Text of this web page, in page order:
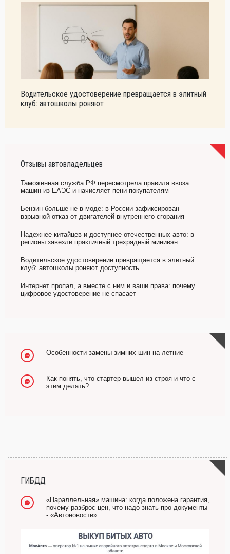
Водительское удостоверение превращается в элитный
клуб: автошколы роняют
Отзывы автовладельцев
Таможенная служба РФ пересмотрела правила ввоза
машин из ЕАЭС и начисляет пени покупателям
Бензин больше не в моде: в России зафиксирован
взрывной отказ от двигателей внутреннего сгорания
Надежнее китайцев и доступнее отечественных авто: в
регионы завезли практичный трехрядный минивэн
Водительское удостоверение превращается в элитный
клуб: автошколы роняют доступность
Интернет пропал, а вместе с ним и ваши права: почему
цифровое удостоверение не спасает
Особенности замены зимних шин на летние
Как понять, что стартер вышел из строя и что с
этим делать?
ГИБДД
«Параллельная» машина: когда положена гарантия,
почему разброс цен, что надо знать про документы
- «Автоновости»